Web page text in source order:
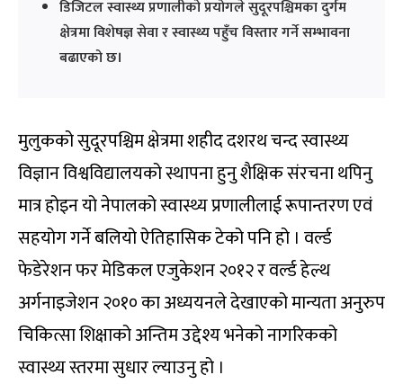
डिजिटल स्वास्थ्य प्रणालीको प्रयोगले सुदूरपश्चिमका दुर्गम
क्षेत्रमा विशेषज्ञ सेवा र स्वास्थ्य पहुँच विस्तार गर्ने सम्भावना
बढाएको छ।
मुलुकको सुदूरपश्चिम क्षेत्रमा शहीद दशरथ चन्द स्वास्थ्य
विज्ञान विश्वविद्यालयको स्थापना हुनु शैक्षिक संरचना थपिनु
मात्र होइन यो नेपालको स्वास्थ्य प्रणालीलाई रूपान्तरण एवं
सहयोग गर्ने बलियो ऐतिहासिक टेको पनि हो । वर्ल्ड
फेडेरेशन फर मेडिकल एजुकेशन २०१२ र वर्ल्ड हेल्थ
अर्गनाइजेशन २०१० का अध्ययनले देखाएको मान्यता अनुरुप
चिकित्सा शिक्षाको अन्तिम उद्देश्य भनेको नागरिकको
स्वास्थ्य स्तरमा सुधार ल्याउनु हो ।